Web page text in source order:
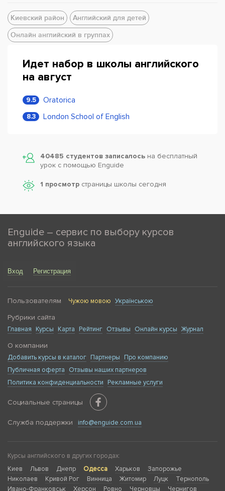
Киевский район
Английский для детей
Онлайн английский в группах
Идет набор в школы английского
на август
9.5 Oratorica
8.3 London School of English
40485 студентов записалось на бесплатный
урок с помощью Enguide
1 просмотр страницы школы сегодня
Enguide – сервис по выбору курсов
английского языка
Вход Регистрация
Пользователям Чужою мовою Українською
Рубрики сайта
Главная Курсы Карта Рейтинг Отзывы Онлайн курсы Журнал
О компании
Добавить курсы в каталог Партнеры
Про компанию
Публичная оферта
Отзывы наших партнеров
Политика конфиденциальности
Рекламные услуги
Социальные страницы
Служба поддержки info@enguide.com.ua
Курсы английского в других городах:
Киев
Львов Днепр Одесса Харьков
Запорожье
Николаев
Кривой Рог Винница Житомир Луцк
Тернополь
Ивано-Франковськ
Херсон Ровно Черновцы Чернигов